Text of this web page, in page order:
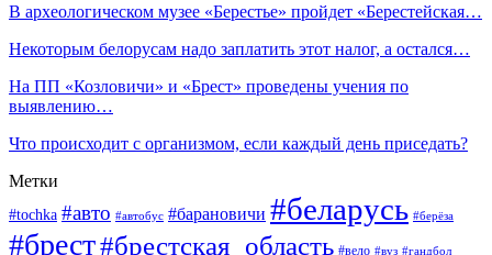
В археологическом музее «Берестье» пройдет «Берестейская…
Некоторым белорусам надо заплатить этот налог, а остался…
На ПП «Козловичи» и «Брест» проведены учения по
выявлению…
Что происходит с организмом, если каждый день приседать?
Метки
#tochka #авто #автобус #барановичи #беларусь #берёза
#брест#брестская_область #вело #вуз #гандбол